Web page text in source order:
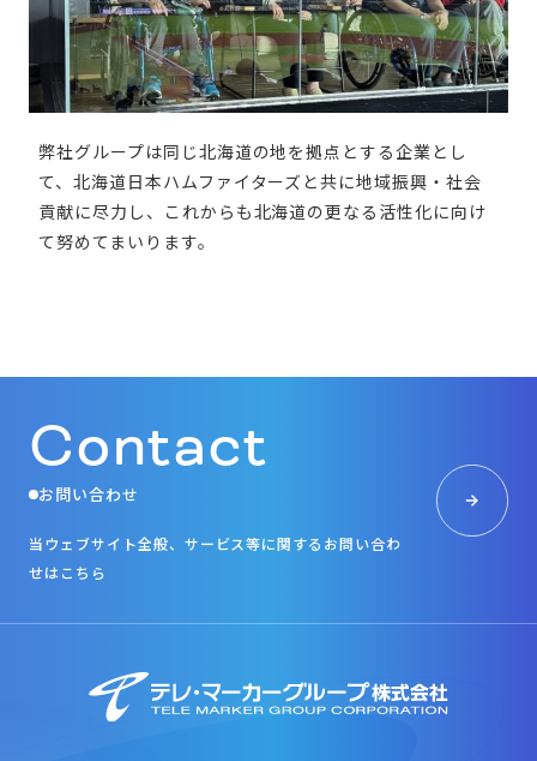
弊社グループは同じ北海道の地を拠点とする企業とし
て、北海道日本ハムファイターズと共に地域振興・社会
貢献に尽力し、これからも北海道の更なる活性化に向け
て努めてまいります。
Contact
お問い合わせ
当ウェブサイト全般、サービス等に関するお問い合わ
せはこちら